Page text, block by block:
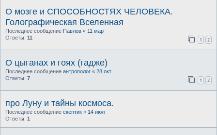
О мозге и СПОСОБНОСТЯХ ЧЕЛОВЕКА.
Голографическая Вселенная
Последнее сообщение Павлов « 11 мар
Ответы: 11 1 2
О цыганах и гоях (гадже)
Последнее сообщение антрополог « 28 окт
Ответы: 7 1 2
про Луну и тайны космоса.
Последнее сообщение скептик « 14 июл
Ответы: 1